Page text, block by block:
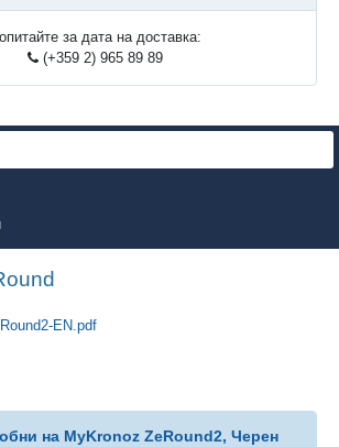
за дата на доставка:
(+359 2) 965 89 89
EN.pdf
на MyKronoz ZeRound2, Черен